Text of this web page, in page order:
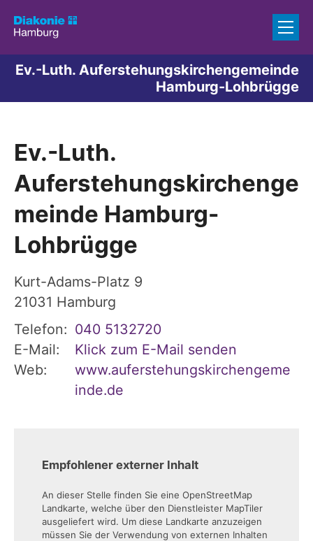
Ev.-Luth. Auferstehungskirchengemeinde
Hamburg-Lohbrügge
Ev.-Luth.
Auferstehungskirchenge
meinde Hamburg-
Lohbrügge
Kurt-Adams-Platz 9
21031 Hamburg
Telefon: 040 5132720
E-Mail:
Klick zum E-Mail senden
Web:
www.auferstehungskirchengeme
inde.de
Empfohlener externer Inhalt
An dieser Stelle finden Sie eine OpenStreetMap
Landkarte, welche über den Dienstleister MapTiler
ausgeliefert wird. Um diese Landkarte anzuzeigen
müssen Sie der Verwendung von externen Inhalten